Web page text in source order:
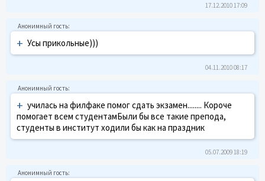
17.12.2010 17:09
+ Усы прикольные)))
04.11.2010 08:17
+ училась на филфаке помог сдать экзамен........ Короче
помогает всем студентамБыли бы все такие препода,
студенты в институт ходили бы как на праздник
05.07.2009 18:19